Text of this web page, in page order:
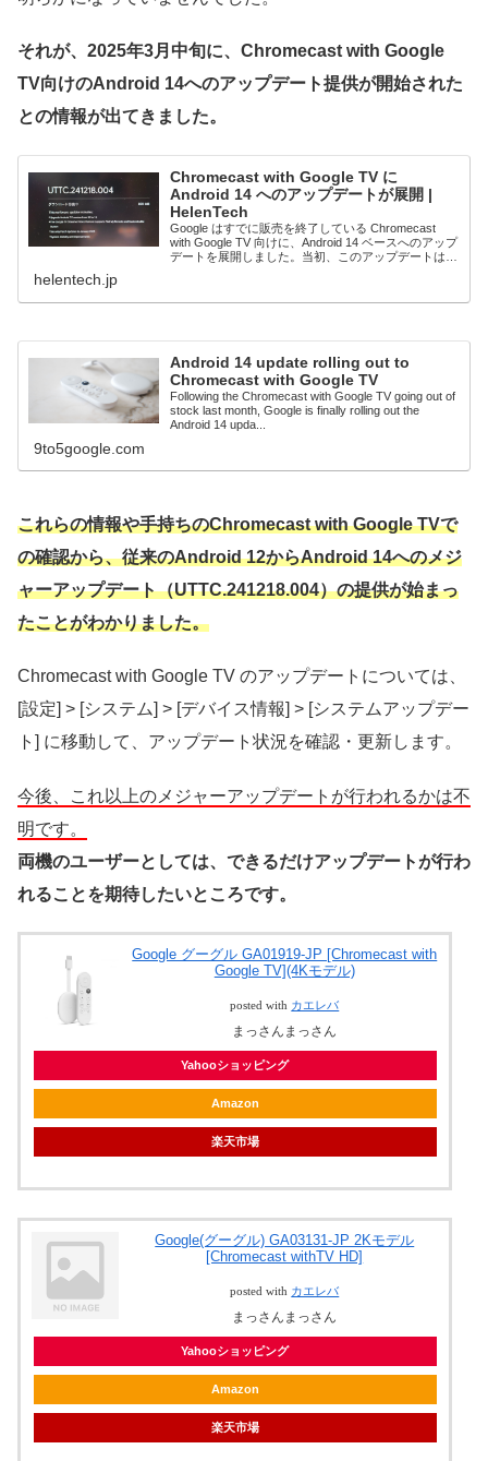
それが、2025年3月中旬に、Chromecast with Google
TV向けのAndroid 14へのアップデート提供が開始された
との情報が出てきました。
Chromecast with Google TV に
Android 14 へのアップデートが展開 |
HelenTech
Google はすでに販売を終了している Chromecast
with Google TV 向けに、Android 14 ベースへのアップ
デートを展開しました。当初、このアップデートは
helentech.jp
Android 14 update rolling out to
Chromecast with Google TV
Following the Chromecast with Google TV going out of
stock last month, Google is finally rolling out the
Android 14 upda...
9to5google.com
これらの情報や手持ちのChromecast with Google TVで
の確認から、従来のAndroid 12からAndroid 14へのメジ
ャーアップデート（UTTC.241218.004）の提供が始まっ
たことがわかりました。
Chromecast with Google TV のアップデートについては、
[設定] > [システム] > [デバイス情報] > [システムアップデー
ト] に移動して、アップデート状況を確認・更新します。
今後、これ以上のメジャーアップデートが行われるかは不
明です。
両機のユーザーとしては、できるだけアップデートが行わ
れることを期待したいところです。
Google グーグル GA01919-JP [Chromecast with
Google TV](4Kモデル)
posted with カエレバ
まっさんまっさん
Yahooショッピング
Amazon
楽天市場
Google(グーグル) GA03131-JP 2Kモデル
[Chromecast withTV HD]
posted with カエレバ
まっさんまっさん
Yahooショッピング
Amazon
楽天市場